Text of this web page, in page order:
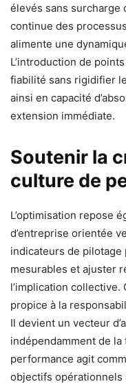
élevés sans surcharge
continue des
alimente une
L’introduction de
fiabilité sans rigidifier
ainsi en capacité
extension immédiate.
Soutenir la
culture de
L’optimisation repose
d’entreprise orientée
indicateurs de
mesurables et ajuster
l’implication
propice à la
Il devient un vecteur
indépendamment de
performance agit
objectifs opérationnels